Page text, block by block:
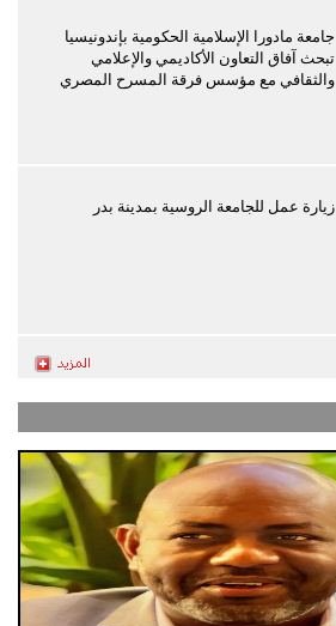
جامعة مادورا الإسلامية الحكومية بإندونيسيا
تبحث آفاق التعاون الأكاديمي والإعلامي
والثقافي مع مؤسس فرقة المسرح المصري
زيارة عمل للجامعة الروسية بمدينة بدر